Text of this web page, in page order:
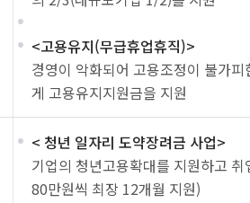
<고용유지(무급휴업휴직)>
경영이 악화되어 고용조정이 불가
게 고용유지지원금을 지원
< 청년 일자리 도약장려금 사업>
기업의 청년고용확대를 지원하고
80만원씩 최장 12개월 지원)